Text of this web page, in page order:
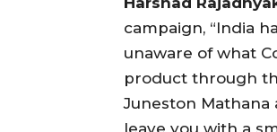
campaign, “India
unaware of what
product through
Juneston
leave you with a